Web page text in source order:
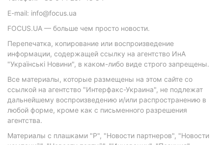
E-mail: info@focus.ua
FOCUS.UA — больше чем просто новости.
Перепечатка, копирование или воспроизведение
информации, содержащей ссылку на агентство ИнА
"Українські Новини", в каком-либо виде строго запрещены.
Все материалы, которые размещены на этом сайте со
ссылкой на агентство "Интерфакс-Украина", не подлежат
дальнейшему воспроизведению и/или распространению в
любой форме, кроме как с письменного разрешения
агентства.
Материалы с плашками "Р", "Новости партнеров", "Новости